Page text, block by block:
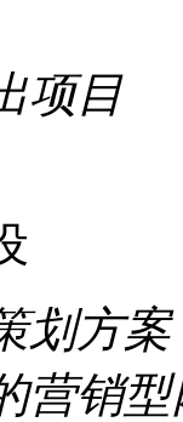
项目
划方案
营销